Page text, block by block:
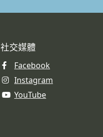
社交媒體
Facebook
Instagram
YouTube